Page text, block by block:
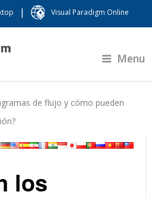
| Visual Paradigm Online
Menu
de flujo y cómo pueden
los